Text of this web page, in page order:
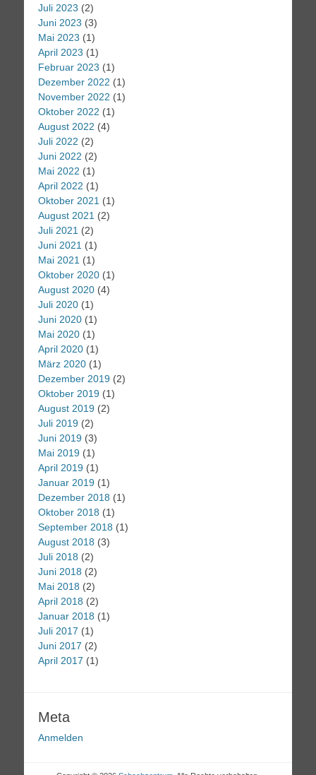
Juli 2023 (2)
Juni 2023 (3)
Mai 2023 (1)
April 2023 (1)
Februar 2023 (1)
Dezember 2022 (1)
November 2022 (1)
Oktober 2022 (1)
August 2022 (4)
Juli 2022 (2)
Juni 2022 (2)
Mai 2022 (1)
April 2022 (1)
Oktober 2021 (1)
August 2021 (2)
Juli 2021 (2)
Juni 2021 (1)
Mai 2021 (1)
Oktober 2020 (1)
August 2020 (4)
Juli 2020 (1)
Juni 2020 (1)
Mai 2020 (1)
April 2020 (1)
März 2020 (1)
Dezember 2019 (2)
Oktober 2019 (1)
August 2019 (2)
Juli 2019 (2)
Juni 2019 (3)
Mai 2019 (1)
April 2019 (1)
Januar 2019 (1)
Dezember 2018 (1)
Oktober 2018 (1)
September 2018 (1)
August 2018 (3)
Juli 2018 (2)
Juni 2018 (2)
Mai 2018 (2)
April 2018 (2)
Januar 2018 (1)
Juli 2017 (1)
Juni 2017 (2)
April 2017 (1)
Meta
Anmelden